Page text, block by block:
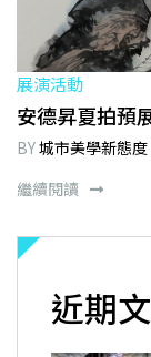
展演活動
安德昇夏拍預
BY城市美學新態度
繼續閱讀
近期